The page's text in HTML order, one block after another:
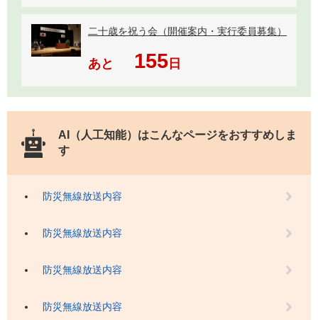
二十歳を祝う会（開催案内・実行委員募集）
あと 155日
AI（人工知能）はこんなページをおすすめしま
す
防災無線放送内容
防災無線放送内容
防災無線放送内容
防災無線放送内容